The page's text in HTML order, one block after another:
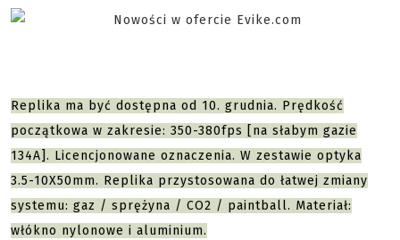
Replika ma być dostępna od 10. grudnia. Prędkość
początkowa w zakresie: 350-380fps [na słabym gazie
134A]. Licencjonowane oznaczenia. W zestawie optyka
3.5-10X50mm. Replika przystosowana do łatwej zmiany
systemu: gaz / sprężyna / CO2 / paintball. Materiał:
włókno nylonowe i aluminium.